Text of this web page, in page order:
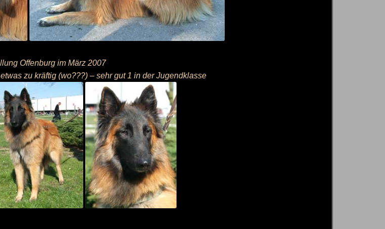
Offenburg im März 2007
zu kräftig (wo???) – sehr gut 1 in der Jugendklasse